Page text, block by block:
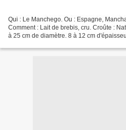
Qui : Le Manchego. Ou : Espagne,
Comment : Lait de brebis, cru. Croûte :
à 25 cm de diamètre. 8 à 12 cm